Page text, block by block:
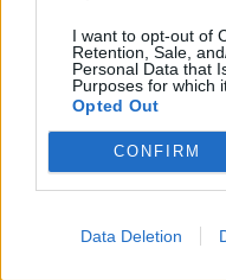
I want to opt-out of
Retention, Sale,
Personal Data that
Purposes for which
Opted Out
CONFIRM
Data Deletion
Χούθι χτύπησαν
όρους για τα
Πυρκαγιά στο
drone - Η Τεχεράνη
δυνάμεων, άρση
κρίσιμη θαλάσσια